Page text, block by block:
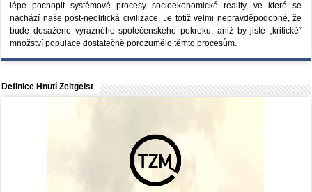
lépe pochopit systémové procesy socioekonomické reality, ve které se
nachází naše post-neolitická civilizace. Je totiž velmi nepravděpodobné, že
bude dosaženo výrazného společenského pokroku, aniž by jisté „kritické“
množství populace dostatečně porozumělo těmto procesům.
Definice Hnutí Zeitgeist